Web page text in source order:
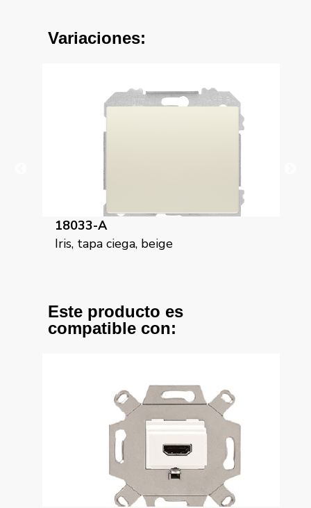
Variaciones:
18033-A
Iris, tapa ciega, beige
Este producto es
compatible con: